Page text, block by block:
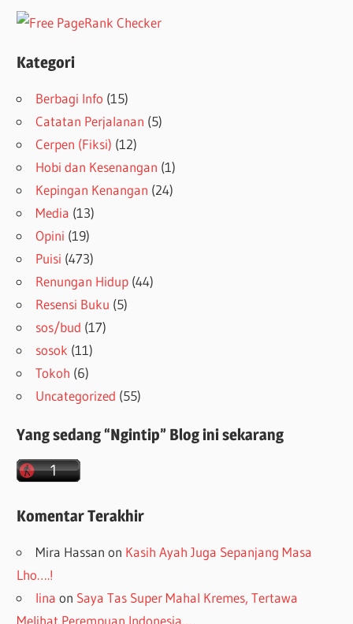
Kategori
Berbagi Info (15)
Catatan Perjalanan (5)
Cerpen (Fiksi) (12)
Hobi dan Kesenangan (1)
Kepingan Kenangan (24)
Media (13)
Opini (19)
Puisi (473)
Renungan Hidup (44)
Resensi Buku (5)
sos/bud (17)
sosok (11)
Tokoh (6)
Uncategorized (55)
Yang sedang “Ngintip” Blog ini sekarang
Komentar Terakhir
Mira Hassan on Kasih Ayah Juga Sepanjang Masa
Lho….!
lina on Saya Tas Super Mahal Kremes, Tertawa
Melihat Perempuan Indonesia…